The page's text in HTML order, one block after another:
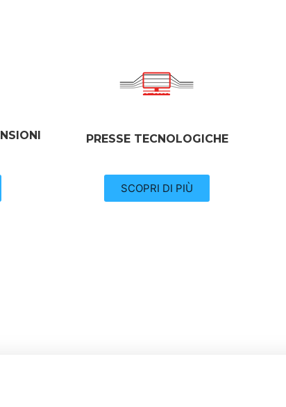
PRESSE TECNOLOGICHE
SCOPRI DI PIÙ